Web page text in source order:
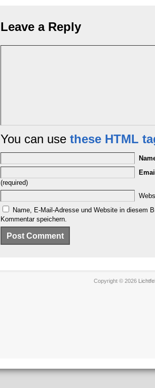
Leave a Reply
You can use these HTML
(required)
Name, E-Mail-Adresse und Website in diesem
Kommentar speichern.
Copyright © 2026